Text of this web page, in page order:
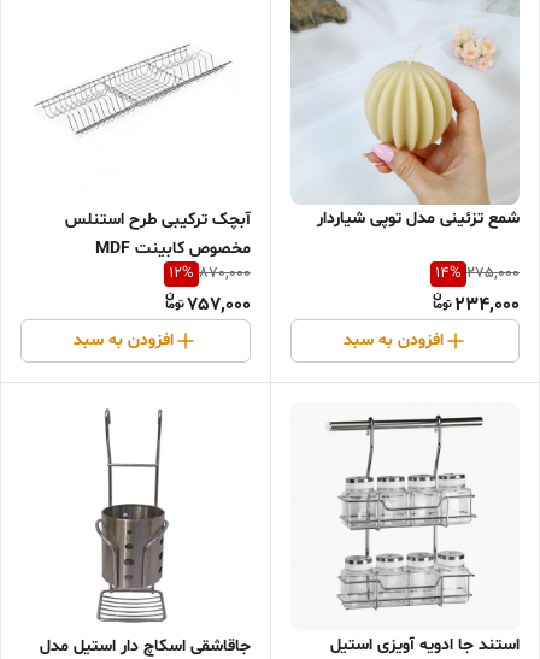
شمع تزئینی مدل توپی شیاردار
275,000
14%
234,000
افزودن به سبد
آبچک ترکیبی طرح استنلس
مخصوص کابینت MDF
870,000
12%
757,000
افزودن به سبد
استند جا ادویه آویزی استیل
جاقاشقی اسکاچ دار استیل مدل